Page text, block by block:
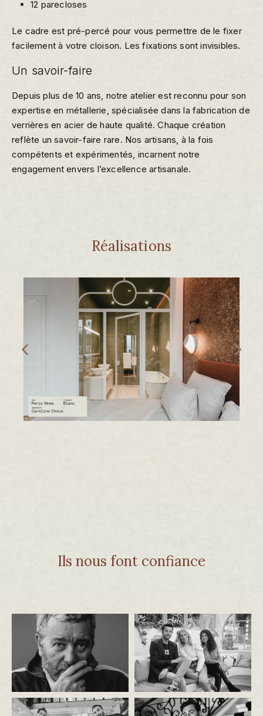
12 parecloses
Le cadre est pré-percé pour vous permettre de le fixer
facilement à votre cloison. Les fixations sont invisibles.
Un savoir-faire
Depuis plus de 10 ans, notre atelier est reconnu pour son
expertise en métallerie, spécialisée dans la fabrication de
verrières en acier de haute qualité. Chaque création
reflète un savoir-faire rare. Nos artisans, à la fois
compétents et expérimentés, incarnent notre
engagement envers l’excellence artisanale.
Réalisations
Ils nous font confiance